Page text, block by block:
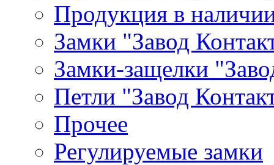
Продукция в
Замки "Завод
Замки-защелки
Петли "Завод
Прочее
Регулируемые замки